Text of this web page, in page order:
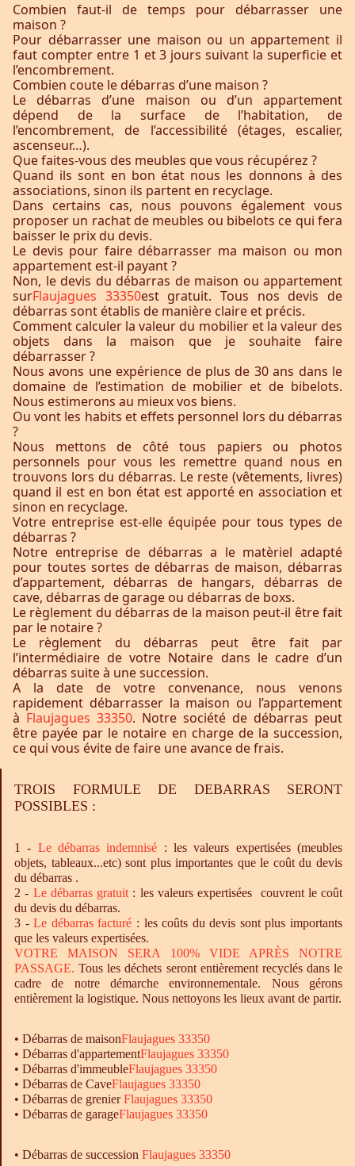
Combien faut-il de temps pour débarrasser une
maison ?
Pour débarrasser une maison ou un appartement il
faut compter entre 1 et 3 jours suivant la superficie et
l’encombrement.
Combien coute le débarras d’une maison ?
Le débarras d’une maison ou d’un appartement
dépend de la surface de l’habitation, de
l’encombrement, de l’accessibilité (étages, escalier,
ascenseur…).
Que faites-vous des meubles que vous récupérez ?
Quand ils sont en bon état nous les donnons à des
associations, sinon ils partent en recyclage.
Dans certains cas, nous pouvons également vous
proposer un rachat de meubles ou bibelots ce qui fera
baisser le prix du devis.
Le devis pour faire débarrasser ma maison ou mon
appartement est-il payant ?
Non, le devis du débarras de maison ou appartement
surFlaujagues 33350est gratuit. Tous nos devis de
débarras sont établis de manière claire et précis.
Comment calculer la valeur du mobilier et la valeur des
objets dans la maison que je souhaite faire
débarrasser ?
Nous avons une expérience de plus de 30 ans dans le
domaine de l’estimation de mobilier et de bibelots.
Nous estimerons au mieux vos biens.
Ou vont les habits et effets personnel lors du débarras
?
Nous mettons de côté tous papiers ou photos
personnels pour vous les remettre quand nous en
trouvons lors du débarras. Le reste (vêtements, livres)
quand il est en bon état est apporté en association et
sinon en recyclage.
Votre entreprise est-elle équipée pour tous types de
débarras ?
Notre entreprise de débarras a le matèriel adapté
pour toutes sortes de débarras de maison, débarras
d’appartement, débarras de hangars, débarras de
cave, débarras de garage ou débarras de boxs.
Le règlement du débarras de la maison peut-il être fait
par le notaire ?
Le règlement du débarras peut être fait par
l’intermédiaire de votre Notaire dans le cadre d’un
débarras suite à une succession.
A la date de votre convenance, nous venons
rapidement débarrasser la maison ou l’appartement
à Flaujagues 33350. Notre société de débarras peut
être payée par le notaire en charge de la succession,
ce qui vous évite de faire une avance de frais.
TROIS FORMULE DE DEBARRAS SERONT
POSSIBLES :
1 - Ledébarras indemnisé : les valeurs expertisées (meubles
objets, tableaux...etc) sont plus importantes que le coût du devis
du débarras .
2 - Le débarrasgratuit : les valeurs expertisées couvrent le coût
du devis du débarras.
3 -Le débarrasfacturé : les coûts du devis sont plus importants
que les valeurs expertisées.
VOTRE MAISON SERA 100% VIDE APRÈS NOTRE
PASSAGE. Tous les déchets seront entièrement recyclés dans le
cadre de notre démarche environnementale. Nous gérons
entièrement la logistique. Nous nettoyons les lieux avant de partir.
• Débarras de maisonFlaujagues 33350
• Débarras d'appartementFlaujagues 33350
• Débarras d'immeubleFlaujagues 33350
• Débarras de CaveFlaujagues 33350
• Débarras de grenierFlaujagues 33350
• Débarras de garageFlaujagues 33350
• Débarras de succession Flaujagues 33350